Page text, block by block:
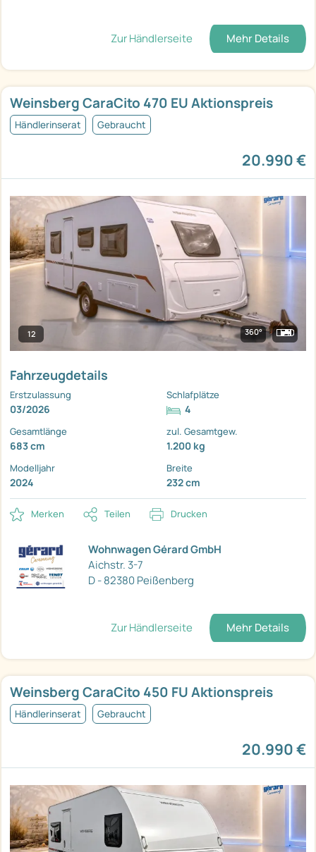
Zur Händlerseite Mehr Details
Weinsberg CaraCito 470 EU Aktionspreis
Händlerinserat Gebraucht
20.990 €
12 360°
Fahrzeugdetails
Erstzulassung
03/2026
Schlafplätze
4
Gesamtlänge
683 cm
zul. Gesamtgew.
1.200 kg
Modelljahr
2024
Breite
232 cm
Merken Teilen Drucken
Wohnwagen Gérard GmbH
Aichstr. 3-7
D - 82380 Peißenberg
Zur Händlerseite Mehr Details
Weinsberg CaraCito 450 FU Aktionspreis
Händlerinserat Gebraucht
20.990 €